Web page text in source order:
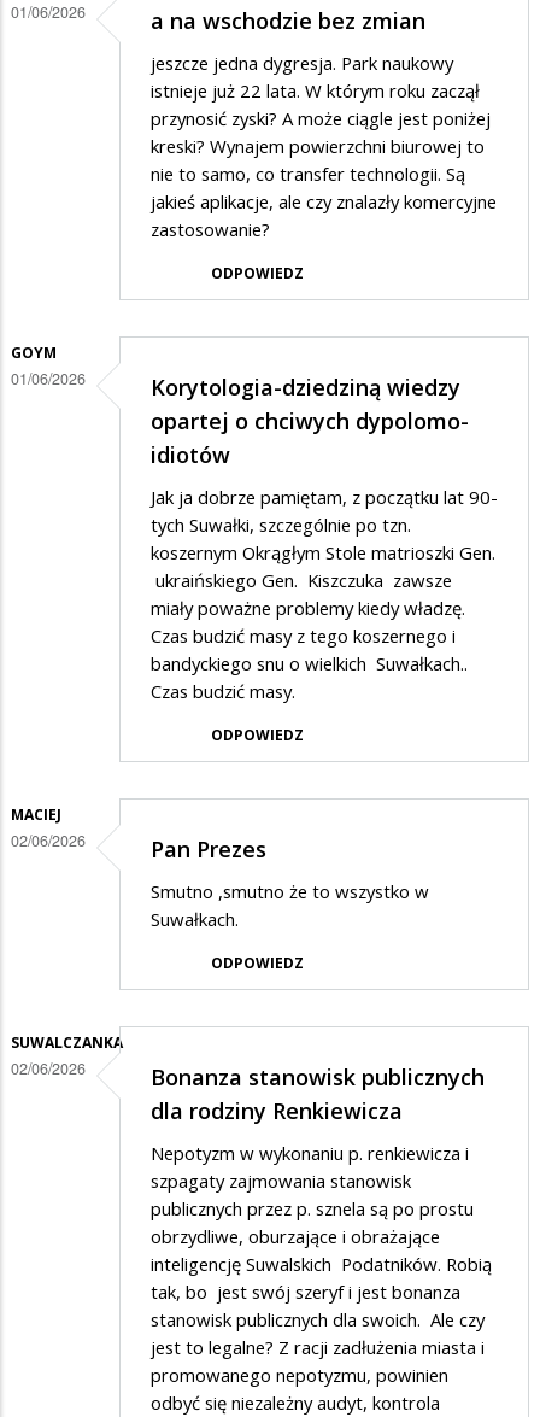
01/06/2026 a na wschodzie bez zmian
jeszcze jedna dygresja. Park naukowy
istnieje już 22 lata. W którym roku zaczął
przynosić zyski? A może ciągle jest poniżej
kreski? Wynajem powierzchni biurowej to
nie to samo, co transfer technologii. Są
jakieś aplikacje, ale czy znalazły komercyjne
zastosowanie?
ODPOWIEDZ
GOYM
01/06/2026
Korytologia-dziedziną wiedzy
opartej o chciwych dypolomo-
idiotów
Jak ja dobrze pamiętam, z początku lat 90-
tych Suwałki, szczególnie po tzn.
koszernym Okrągłym Stole matrioszki Gen.
ukraińskiego Gen. Kiszczuka zawsze
miały poważne problemy kiedy władzę.
Czas budzić masy z tego koszernego i
bandyckiego snu o wielkich Suwałkach..
Czas budzić masy.
ODPOWIEDZ
MACIEJ
02/06/2026 Pan Prezes
Smutno ,smutno że to wszystko w
Suwałkach.
ODPOWIEDZ
SUWALCZANKA
02/06/2026
Bonanza stanowisk publicznych
dla rodziny Renkiewicza
Nepotyzm w wykonaniu p. renkiewicza i
szpagaty zajmowania stanowisk
publicznych przez p. sznela są po prostu
obrzydliwe, oburzające i obrażające
inteligencję Suwalskich Podatników. Robią
tak, bo jest swój szeryf i jest bonanza
stanowisk publicznych dla swoich. Ale czy
jest to legalne? Z racji zadłużenia miasta i
promowanego nepotyzmu, powinien
odbyć się niezależny audyt, kontrola